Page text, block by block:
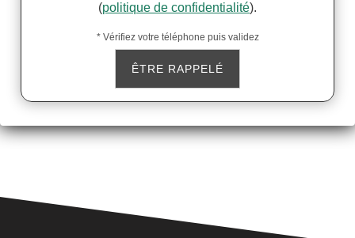
(politique de confidentialité).
* Vérifiez votre téléphone puis validez